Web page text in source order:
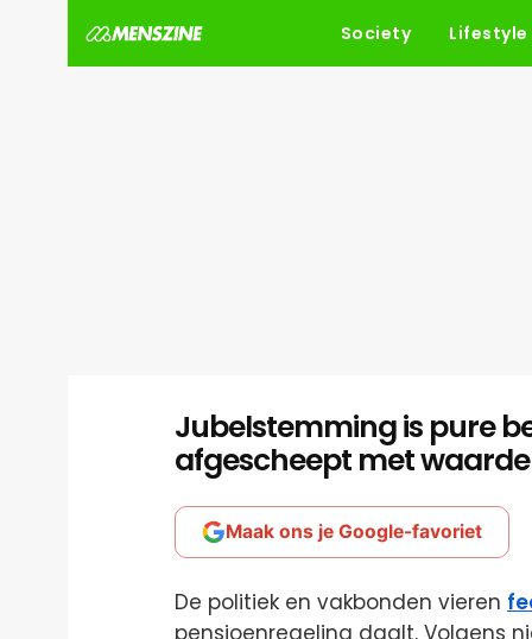
Society Lifestyle
Jubelstemming is pure
afgescheept met
Maak ons je Google-favoriet
De politiek en vakbonden vieren
pensioenregeling daalt. Volgens